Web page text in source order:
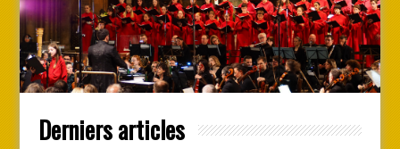
Derniers articles